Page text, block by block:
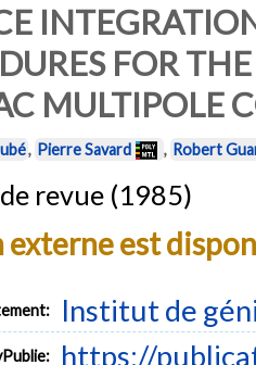
FOR
MULTIPOLE
, Pierre Savard , Robert
revue (1985)
externe est
Institut de
https://